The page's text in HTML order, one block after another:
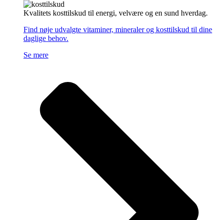
Kvalitets kosttilskud til energi, velvære og en sund hverdag.
Find nøje udvalgte vitaminer, mineraler og kosttilskud til dine
daglige behov.
Se mere